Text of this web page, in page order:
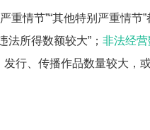
重情节”“其他特别严重情
所得数额较大”； 非法经
行、传播作品数量较大，